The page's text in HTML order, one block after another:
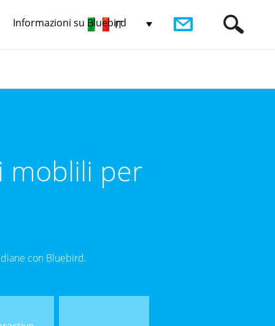
Informazioni su Bluebird
IT
moblili per
con Bluebird.